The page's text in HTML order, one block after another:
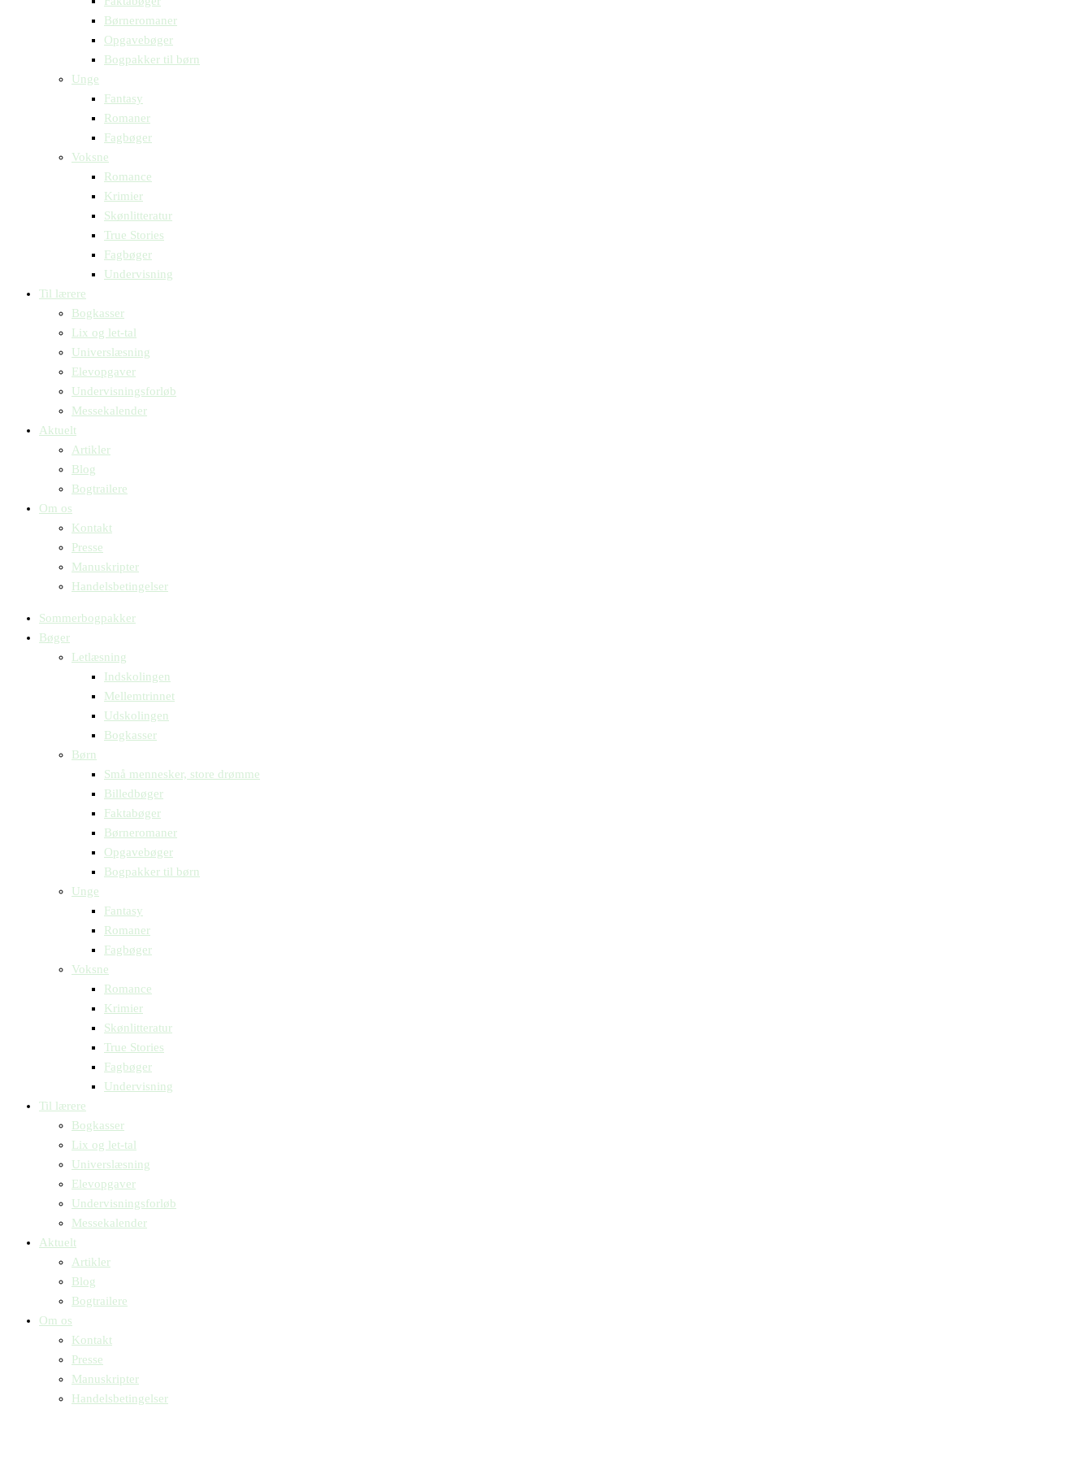
Børneromaner
Opgavebøger
Bogpakker til børn
Unge
Fantasy
Romaner
Fagbøger
Voksne
Romance
Krimier
Skønlitteratur
True Stories
Fagbøger
Undervisning
Til lærere
Bogkasser
Lix og let-tal
Universlæsning
Elevopgaver
Undervisningsforløb
Messekalender
Aktuelt
Artikler
Blog
Bogtrailere
Om os
Kontakt
Presse
Manuskripter
Handelsbetingelser
Sommerbogpakker
Bøger
Letlæsning
Indskolingen
Mellemtrinnet
Udskolingen
Bogkasser
Børn
Små mennesker, store drømme
Billedbøger
Faktabøger
Børneromaner
Opgavebøger
Bogpakker til børn
Unge
Fantasy
Romaner
Fagbøger
Voksne
Romance
Krimier
Skønlitteratur
True Stories
Fagbøger
Undervisning
Til lærere
Bogkasser
Lix og let-tal
Universlæsning
Elevopgaver
Undervisningsforløb
Messekalender
Aktuelt
Artikler
Blog
Bogtrailere
Om os
Kontakt
Presse
Manuskripter
Handelsbetingelser